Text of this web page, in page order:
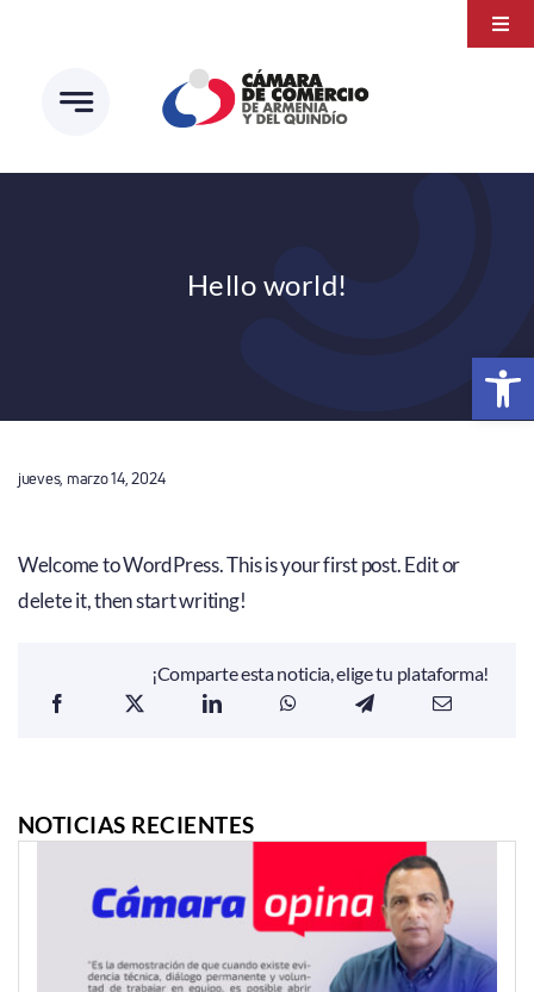
Abrir
contenido
Hello world!
jueves, marzo 14, 2024
Welcome to WordPress. This is your first post. Edit or
delete it, then start writing!
¡Comparte esta noticia, elige tu plataforma!
NOTICIAS RECIENTES